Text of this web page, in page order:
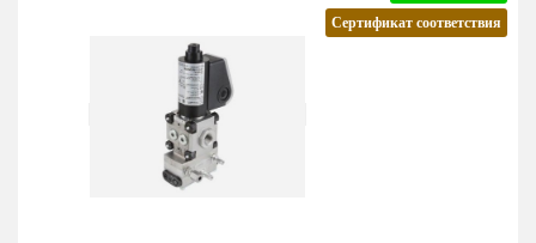
Сертификат соответствия